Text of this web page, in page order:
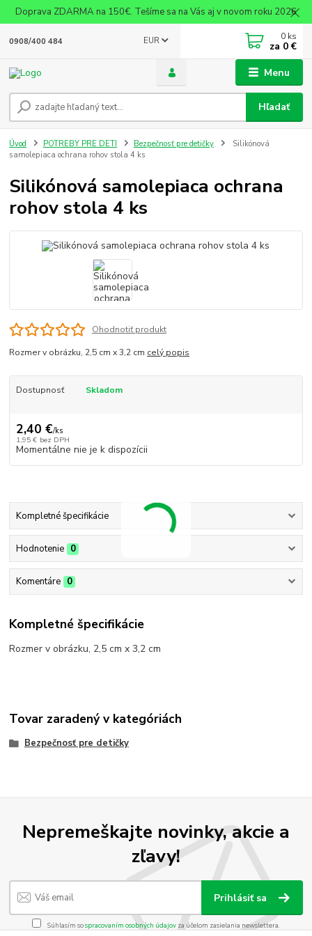
Doprava ZDARMA na 150€. Tešíme sa na Vás aj v novom roku 2026
Menu
EUR
Hľadať
0908/400 484 0 ks
za 0 €
Úvod POTREBY PRE DETI Bezpečnosť pre detičky
Silikónová
samolepiaca ochrana rohov stola 4 ks
Silikónová samolepiaca ochrana
rohov stola 4 ks
Ohodnotiť produkt
Rozmer v obrázku, 2,5 cm x 3,2 cm celý popis
Dostupnosť Skladom
2,40 €/ks
1,95 € bez DPH
Momentálne nie je k dispozícii
Kompletné špecifikácie
Hodnotenie 0
Komentáre 0
Kompletné špecifikácie
Rozmer v obrázku, 2,5 cm x 3,2 cm
Tovar zaradený v kategóriách
Bezpečnosť pre detičky
Nepremeškajte novinky, akcie a
zľavy!
Prihlásiť sa
Súhlasím sospracovaním osobných údajov za účelom zasielania newslettera.